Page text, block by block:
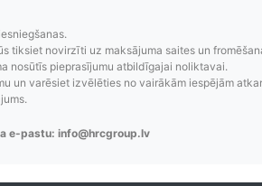
piegādes
re-order u.c.
tiksiet novirzīti uz maksājuma saites un
nosūtīs pieprasījumu atbildīgajai noliktavai.
un varēsiet izvēlēties no vairākām iespējām
e-pastu: info@hrcgroup.lv